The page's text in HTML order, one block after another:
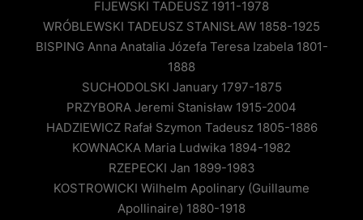
FIJEWSKI TADEUSZ 1911-1978
WRÓBLEWSKI TADEUSZ STANISŁAW 1858-1925
BISPING Anna Anatalia Józefa Teresa Izabela 1801-
1888
SUCHODOLSKI January 1797-1875
PRZYBORA Jeremi Stanisław 1915-2004
HADZIEWICZ Rafał Szymon Tadeusz 1805-1886
KOWNACKA Maria Ludwika 1894-1982
RZEPECKI Jan 1899-1983
KOSTROWICKI Wilhelm Apolinary (Guillaume
Apollinaire) 1880-1918